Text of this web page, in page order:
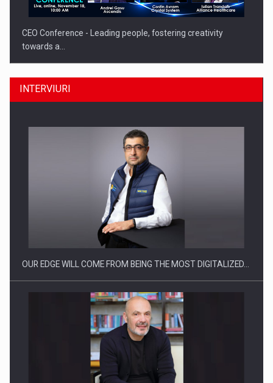
CEO Conference - Leading people, fostering creativity
towards a…
CEO Conference - Shaping The Future - Technology and…
Webinar - Business Evolution-RETHINK STRATEGY-Finantare
INTERVIURI
OUR EDGE WILL COME FROM BEING THE MOST DIGITALIZED…